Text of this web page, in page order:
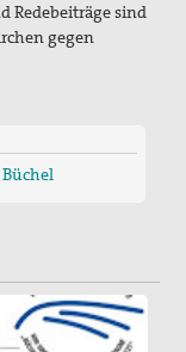
Redebeiträge sind
gegen